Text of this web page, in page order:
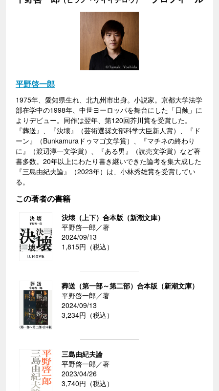
平野啓一郎
1975年、愛知県生れ、北九州市出身。小説家。京都大学法学
部在学中の1998年、中世ヨーロッパを舞台にした「日蝕」に
よりデビュー。同作は翌年、第120回芥川賞を受賞した。
『葬送』、『決壊』（芸術選奨文部科学大臣新人賞）、『ド
ーン』（Bunkamuraドゥマゴ文学賞）、『マチネの終わり
に』（渡辺淳一文学賞）、『ある男』（読売文学賞）など著
書多数。20年以上にわたり書き継いできた論考を集大成した
『三島由紀夫論』（2023年）は、小林秀雄賞を受賞してい
る。
この著者の書籍
決壊（上下）合本版（新潮文庫）
平野啓一郎／著
2024/09/13
1,815円（税込）
葬送（第一部～第二部）合本版（新潮文庫）
平野啓一郎／著
2024/09/13
3,234円（税込）
三島由紀夫論
平野啓一郎／著
2023/04/26
3,740円（税込）